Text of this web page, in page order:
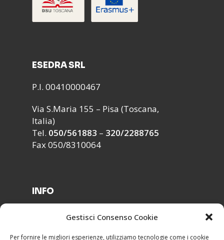
Gestisci Consenso Cookie
Per fornire le migliori esperienze, utilizziamo tecnologie come i cookie
ESEDRA SRL
P.I. 00410000467
Via S.Maria 155 – Pisa (Toscana,
Italia)
Tel. 050/561883 – 320/2288765
Fax 050/8310064
INFO
Segreteria ›
Lavora con noi ›